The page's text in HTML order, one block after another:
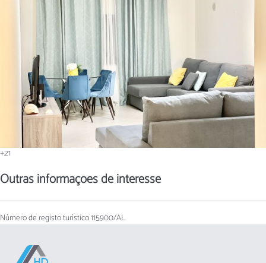
+21
Outras informações de interesse
Número de registo turístico115900/AL